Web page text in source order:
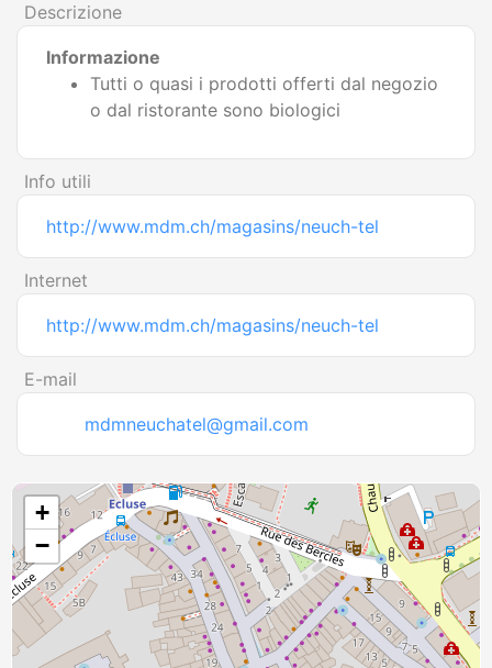
Descrizione
Informazione
Tutti o quasi i prodotti offerti dal negozio
o dal ristorante sono biologici
Info utili
http://www.mdm.ch/magasins/neuch-tel
Internet
http://www.mdm.ch/magasins/neuch-tel
E-mail
mdmneuchatel@gmail.com
+
−